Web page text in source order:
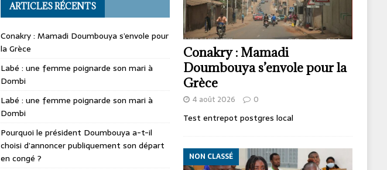
ARTICLES RÉCENTS
Conakry : Mamadi Doumbouya s’envole pour
la Grèce
Labé : une femme poignarde son mari à
Dombi
Labé : une femme poignarde son mari à
Dombi
Pourquoi le président Doumbouya a-t-il
choisi d’annoncer publiquement son départ
en congé ?
Conakry : Mamadi
Doumbouya s’envole pour la
Grèce
4 août 2026 0
Test entrepot postgres local
NON CLASSÉ